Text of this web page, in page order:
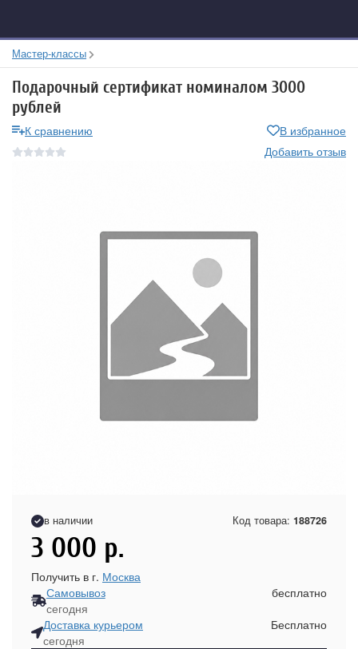
Мастер-классы
Подарочный сертификат номиналом 3000
рублей
К сравнению
В избранное
Добавить отзыв
в наличии Код товара: 188726
3 000 р.
Получить в г. Москва
Самовывоз
сегодня
бесплатно
Доставка курьером
сегодня
Бесплатно